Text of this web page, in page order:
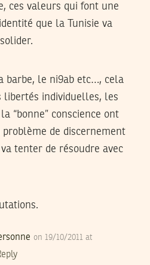
ces valeurs qui font une
que la Tunisie va
barbe, le ni9ab etc…, cela
libertés individuelles, les
“bonne” conscience ont
de discernement
va tenter de résoudre avec
on 19/10/2011 at